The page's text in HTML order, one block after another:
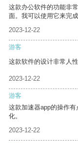
这款办公软件的功能非
面。我可以使用它来完
2023-12-22
游客
这款软件的设计非常人
2023-12-22
游客
这款加速器app的操作
化。
2023-12-22